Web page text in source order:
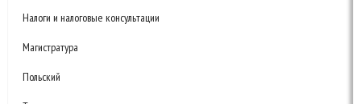
Налоги и налоговые консультации
Магистратура
Польский